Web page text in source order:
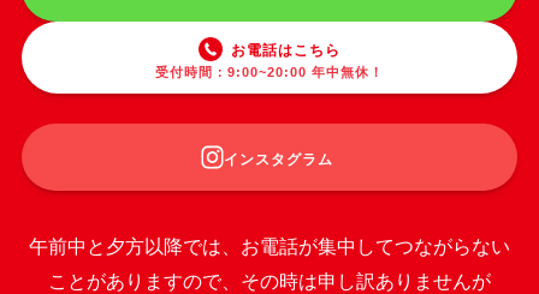
お電話はこちら
受付時間：9:00~20:00 年中無休！
インスタグラム
午前中と夕方以降では、お電話が集中してつながらない
ことがありますので、その時は申し訳ありませんが